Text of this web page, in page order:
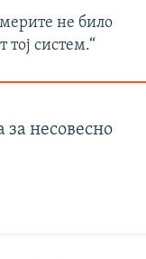
не било
систем.“
за несовесно